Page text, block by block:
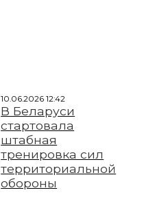
10.06.2026 12:42
В Беларуси
стартовала
штабная
тренировка сил
территориальной
обороны